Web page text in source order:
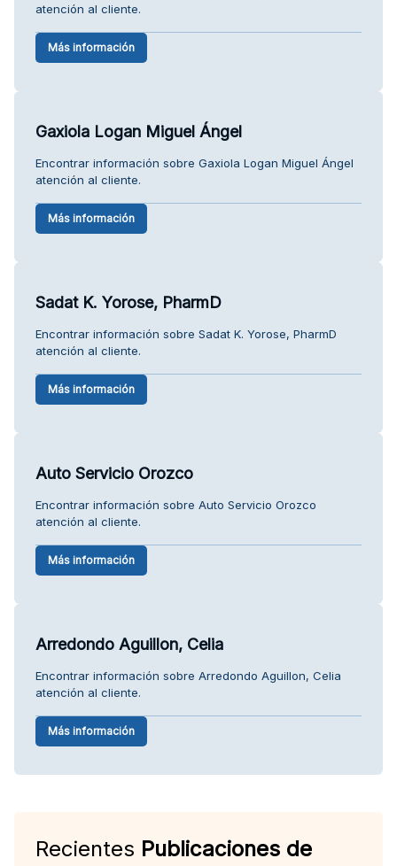
atención al cliente.
Más información
Gaxiola Logan Miguel Ángel
Encontrar información sobre Gaxiola Logan Miguel Ángel
atención al cliente.
Más información
Sadat K. Yorose, PharmD
Encontrar información sobre Sadat K. Yorose, PharmD
atención al cliente.
Más información
Auto Servicio Orozco
Encontrar información sobre Auto Servicio Orozco
atención al cliente.
Más información
Arredondo Aguillon, Celia
Encontrar información sobre Arredondo Aguillon, Celia
atención al cliente.
Más información
Recientes Publicaciones de